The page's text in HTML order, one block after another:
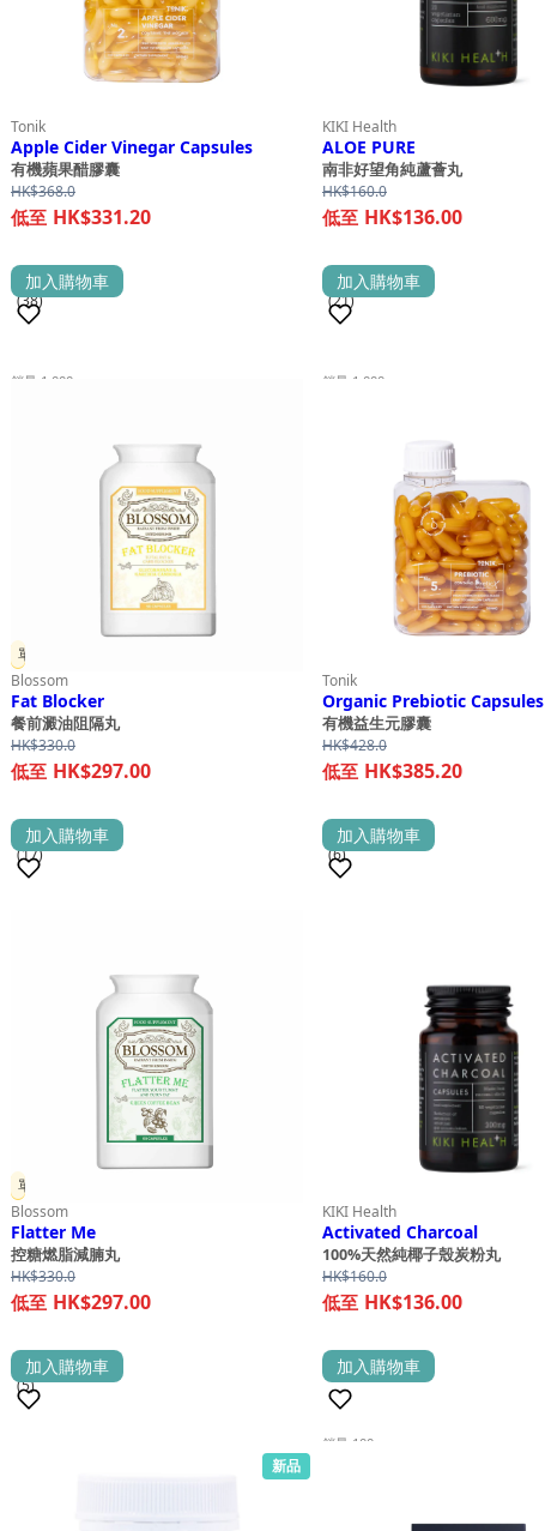
Tonik
Apple Cider Vinegar Capsules
有機蘋果醋膠囊
HK$368.0
HK$331.20
(38)
銷量 1,000+
加入購物車
KIKI Health
ALOE PURE
南非好望角純蘆薈丸
HK$160.0
HK$136.00
(21)
銷量 1,000+
加入購物車
單件 9 折
Blossom
Fat Blocker
餐前澱油阻隔丸
HK$330.0
HK$297.00
(17)
加入購物車
Tonik
Organic Prebiotic Capsules
有機益生元膠囊
HK$428.0
HK$385.20
(6)
加入購物車
單件 9 折
Blossom
Flatter Me
控糖燃脂減腩丸
HK$330.0
HK$297.00
(5)
加入購物車
KIKI Health
Activated Charcoal
100%天然純椰子殼炭粉丸
HK$160.0
HK$136.00
(5)
銷量 100+
加入購物車
新品